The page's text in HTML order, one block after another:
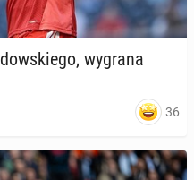
wygrana
36